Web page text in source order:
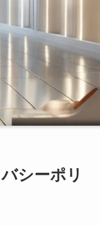
シーポリ